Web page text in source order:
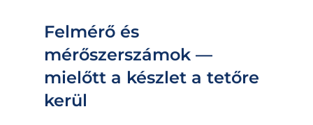
Felmérő és
mérőszerszámok —
mielőtt a készlet a tetőre
kerül